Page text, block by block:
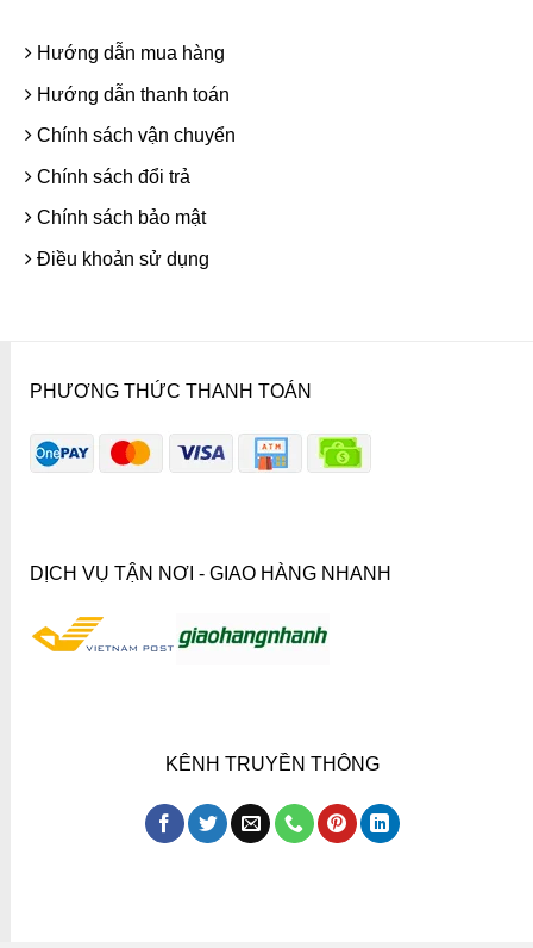
Hướng dẫn mua hàng
Hướng dẫn thanh toán
Chính sách vận chuyển
Chính sách đổi trả
Chính sách bảo mật
Điều khoản sử dụng
PHƯƠNG THỨC THANH TOÁN
DỊCH VỤ TẬN NƠI - GIAO HÀNG NHANH
KÊNH TRUYỀN THÔNG